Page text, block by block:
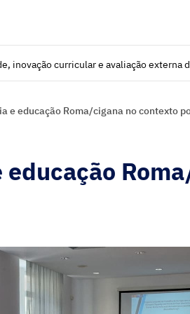
inovação curricular e avaliação externa
e educação Roma/cigana no contexto